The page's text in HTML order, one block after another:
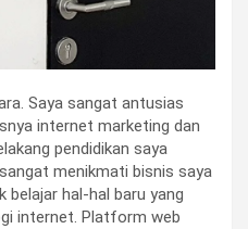
Saya sangat antusias
internet marketing dan
pendidikan saya
menikmati bisnis saya
hal-hal baru yang
internet. Platform web